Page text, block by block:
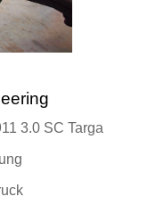
3.0 SC Targa